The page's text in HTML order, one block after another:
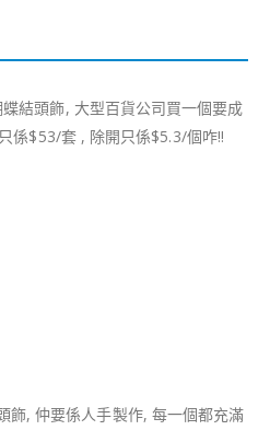
結頭飾, 大型百貨公司買一個要成
係$53/套 , 除開只係$5.3/個咋!!
飾, 仲要係人手製作, 每一個都充滿